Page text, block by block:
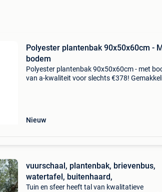
Polyester plantenbak 90x50x60cm -
bodem
Polyester plantenbak 90x50x60cm - met
van a-kwaliteit voor slechts €378!
Nieuw
vuurschaal, plantenbak, brievenbus,
watertafel, buitenhaard,
Tuin en sfeer heeft tal van kwalitatieve